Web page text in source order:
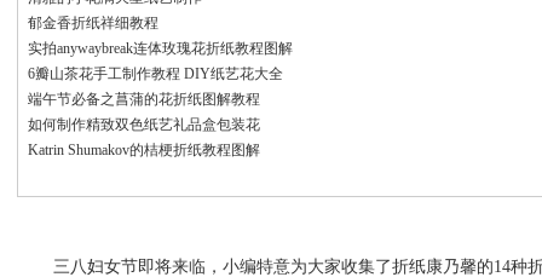
郁金香折纸祥细教程
实拍anywaybreak连体玫瑰花折纸教程图解
6瓣山茶花手工制作教程 DIY纸艺花大全
端午节必备之菖蒲的花折纸图解教程
如何制作精致双色纸艺礼品盒包装花
Katrin Shumakov的桔梗折纸教程图解
三八妇女节即将来临，小编特意为大家收集了折纸康乃馨的14种